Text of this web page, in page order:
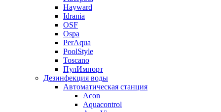
Hayward
Idrania
OSF
Ospa
PerAqua
PoolStyle
Toscano
ПулИмпорт
Дезинфекция воды
Автоматическая станция
Acon
Aquacontrol